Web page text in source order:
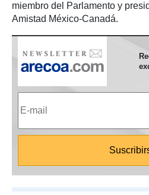
miembro del Parlamento y
Amistad México-Canadá.